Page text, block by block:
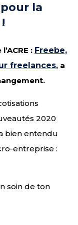
la
: Freebe,
freelances, a
2020
bien entendu
entreprise :
soin de ton